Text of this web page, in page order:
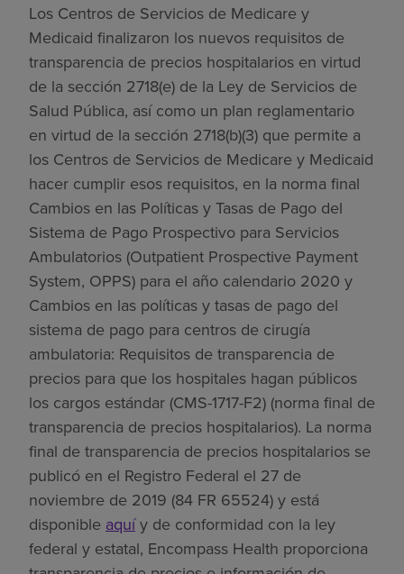
Los Centros de Servicios de Medicare y
Medicaid finalizaron los nuevos requisitos de
transparencia de precios hospitalarios en virtud
de la sección 2718(e) de la Ley de Servicios de
Salud Pública, así como un plan reglamentario
en virtud de la sección 2718(b)(3) que permite a
los Centros de Servicios de Medicare y Medicaid
hacer cumplir esos requisitos, en la norma final
Cambios en las Políticas y Tasas de Pago del
Sistema de Pago Prospectivo para Servicios
Ambulatorios (Outpatient Prospective Payment
System, OPPS) para el año calendario 2020 y
Cambios en las políticas y tasas de pago del
sistema de pago para centros de cirugía
ambulatoria: Requisitos de transparencia de
precios para que los hospitales hagan públicos
los cargos estándar (CMS-1717-F2) (norma final de
transparencia de precios hospitalarios). La norma
final de transparencia de precios hospitalarios se
publicó en el Registro Federal el 27 de
noviembre de 2019 (84 FR 65524) y está
disponible aquíy de conformidad con la ley
federal y estatal, Encompass Health proporciona